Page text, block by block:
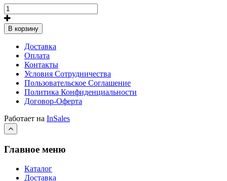
В корзину
Доставка
Оплата
Контакты
Условия Сотрудничества
Пользовательское Соглашение
Политика Конфиденциальности
Договор-Оферта
Работает на InSales
Главное меню
Каталог
Доставка